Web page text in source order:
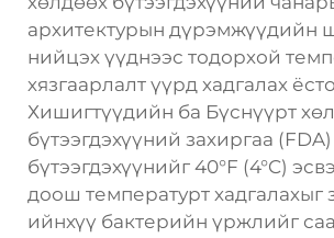
архитектурын дүрэмжүүдийн
нийцэх үүднээс тодорхой
хязгаарлалт үүрд хадгалах
Хишигтүүдийн ба Бүснүүрт
бүтээгдэхүүний захиргаа
бүтээгдэхүүнийг 40°F (4°C)
доош температурт хадгалахыг
ийнхүү бактерийн үржлийг